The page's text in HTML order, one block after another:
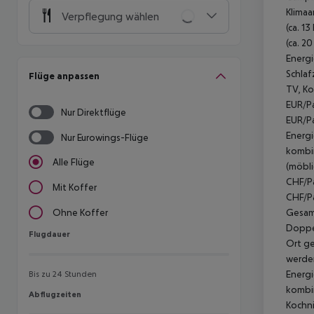
Verpflegung wählen
Flüge anpassen
Nur Direktflüge
Nur Eurowings-Flüge
Alle Flüge
Mit Koffer
Ohne Koffer
Flugdauer
Flugdauer
Bis zu 24 Stunden
Abflugzeiten
Abflugzeiten
(ca.
(ca.
TV,
EUR/
EUR/
CHF/
CHF/
Ort